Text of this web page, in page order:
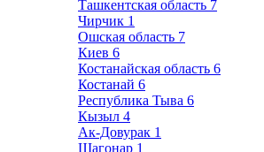
Ташкентская область 7
Чирчик 1
Ошская область 7
Киев 6
Костанайская область 6
Костанай 6
Республика Тыва 6
Кызыл 4
Ак-Довурак 1
Шагонар 1